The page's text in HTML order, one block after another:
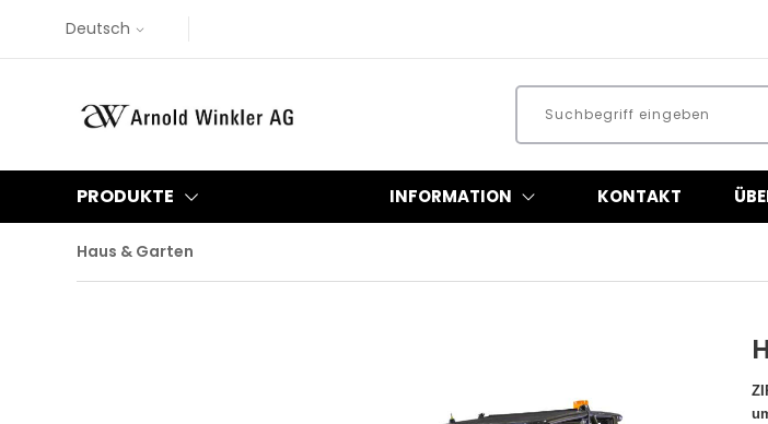
Deutsch
PRODUKTE INFORMATION KONTAKT
Haus & Garten